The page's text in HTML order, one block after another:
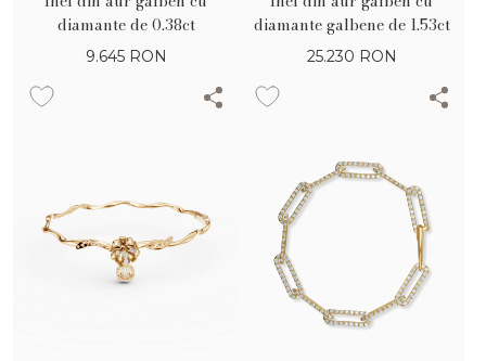
diamante de 0.38ct
9.645 RON
diamante galbene de 1.53ct
25.230 RON